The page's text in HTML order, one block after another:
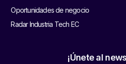
Oportunidades de negocio
Radar Industria Tech EC
¡Únete al